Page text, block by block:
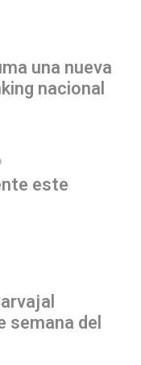
una nueva
nacional
este
semana del